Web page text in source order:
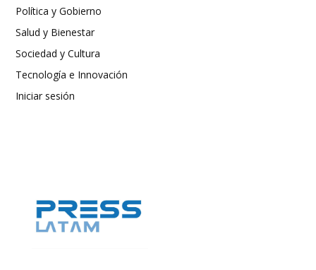
Política y Gobierno
Salud y Bienestar
Sociedad y Cultura
Tecnología e Innovación
Iniciar sesión